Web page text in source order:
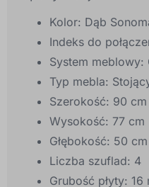
Kolor: Dąb
Indeks do
System meblowy:
Typ mebla:
Szerokość: 90 cm
Wysokość: 77 cm
Głębokość: 50 cm
Liczba szuflad: 4
Grubość płyty: 16